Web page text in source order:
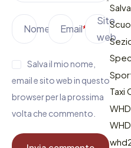
Nome Email*
Sito
web
Salva il mio nome,
email e sito web in questo
browser per la prossima
volta che commento.
Taxi